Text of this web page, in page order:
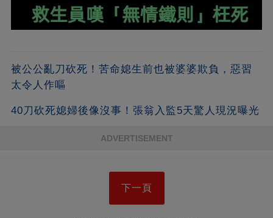
被公公亂刀砍死！苦命媳生前也被婆婆欺負，惡習
太令人作嘔
40刀砍死媳婦後像沒事！張翁入監5天驚人現況曝光
ADVERTISEMENT
下一頁